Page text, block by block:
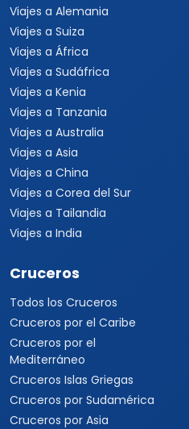
Viajes a Alemania
Viajes a Suiza
Viajes a África
Viajes a Sudáfrica
Viajes a Kenia
Viajes a Tanzania
Viajes a Australia
Viajes a Asia
Viajes a China
Viajes a Corea del Sur
Viajes a Tailandia
Viajes a India
Cruceros
Todos los Cruceros
Cruceros por el Caribe
Cruceros por el
Mediterráneo
Cruceros Islas Griegas
Cruceros por Sudamérica
Cruceros por Asia